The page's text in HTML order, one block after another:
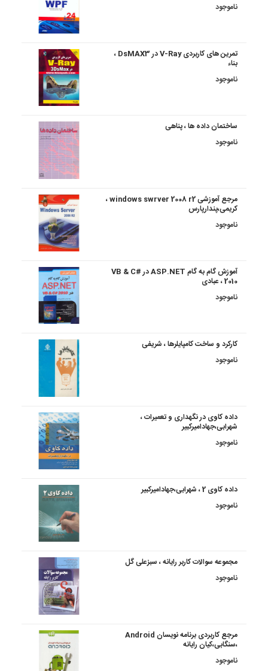
ناموجود
تمرین های کاربردی V-Ray در DsMAX3 ،
بناء
ناموجود
ساختمان داده ها ، پناهی
ناموجود
مرجع آموزشی windows swrver 2008 r2 ،
کریمی،پندارپارس
ناموجود
آموزش گام به گام ASP.NET در VB & C#
2010 ، عبادی
ناموجود
کارکرد و ساخت کامپایلرها ، شریفی
ناموجود
داده کاوی در نگهداری و تعمیرات ،
شهرابی،جهادامیرکبیر
ناموجود
داده کاوی 2 ، شهرابی،جهادامیرکبیر
ناموجود
مجموعه سوالات کاربر رایانه ، سبزعلی گل
ناموجود
مرجع کاربردی برنامه نویسان Android
،سنگابی،کیان رایانه
ناموجود